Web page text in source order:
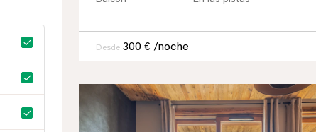
Desde 300 € /noche